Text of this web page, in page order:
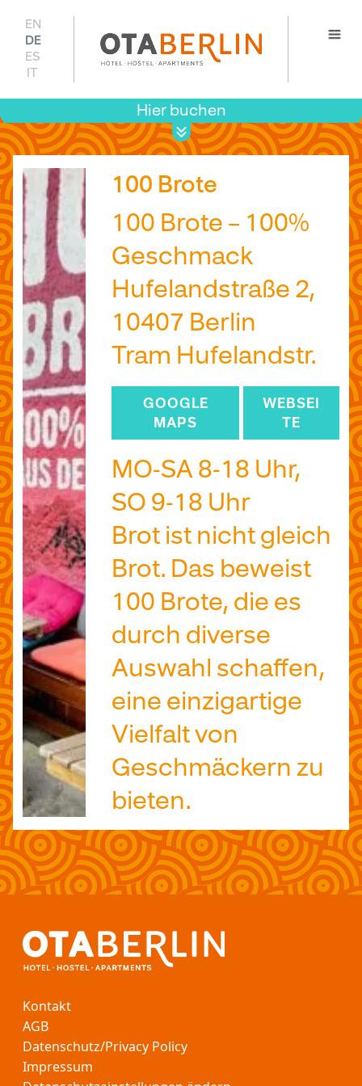
EN
DE
ES
IT
Hier buchen
100 Brote
100 Brote – 100%
Geschmack
Hufelandstraße 2,
10407 Berlin
Tram Hufelandstr.
GOOGLE
MAPS
WEBSEI
TE
MO-SA 8-18 Uhr,
SO 9-18 Uhr
Brot ist nicht gleich
Brot. Das beweist
100 Brote, die es
durch diverse
Auswahl schaffen,
eine einzigartige
Vielfalt von
Geschmäckern zu
bieten.
Kontakt
AGB
Datenschutz/Privacy Policy
Impressum